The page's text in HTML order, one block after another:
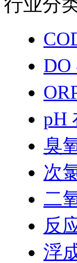
DO
pH
臭
次
二
反
浮